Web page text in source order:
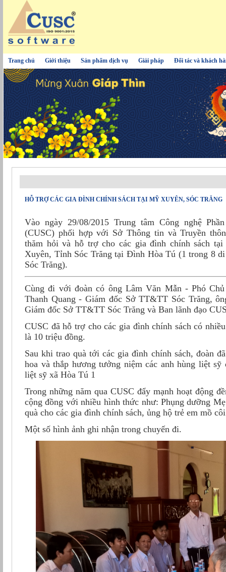
Trang chủ Giới thiệu Sản phẩm dịch vụ Giải pháp Đối tác và khách
HỖ TRỢ CÁC GIA ĐÌNH CHÍNH SÁCH TẠI MỸ XUYÊN, SÓC TRĂNG
Vào ngày 29/08/2015 Trung tâm Công nghệ
(CUSC) phối hợp với Sở Thông tin và Truyền
thăm hỏi và hỗ trợ cho các gia đình chính sách
Xuyên, Tỉnh Sóc Trăng tại Đình Hòa Tú (1 trong 8
Sóc Trăng).
Cùng đi với đoàn có ông Lâm Văn Mẫn - Phó
Thanh Quang - Giám đốc Sở TT&TT Sóc Trăng,
Giám đốc Sở TT&TT Sóc Trăng và Ban lãnh đạo
CUSC đã hỗ trợ cho các gia đình chính sách có
là 10 triệu đồng.
Sau khi trao quà tới các gia đình chính sách, đoàn
hoa và thắp hương tưởng niệm các anh hùng liệt
liệt sỹ xã Hòa Tú 1
Trong những năm qua CUSC đẩy mạnh hoạt động
cộng đồng với nhiều hình thức như: Phụng dưỡng
quà cho các gia đình chính sách, ủng hộ trẻ em mồ
Một số hình ảnh ghi nhận trong chuyến đi.